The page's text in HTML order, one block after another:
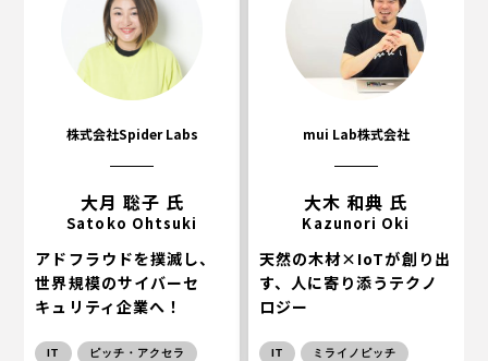
株式会社Spider Labs
大月 聡子 氏
Satoko Ohtsuki
アドフラウドを撲滅し、
世界規模のサイバーセ
キュリティ企業へ！
IT ピッチ・アクセラ
mui Lab株式会社
大木 和典 氏
Kazunori Oki
天然の木材×IoTが創り出
す、人に寄り添うテクノ
ロジー
IT ミライノピッチ